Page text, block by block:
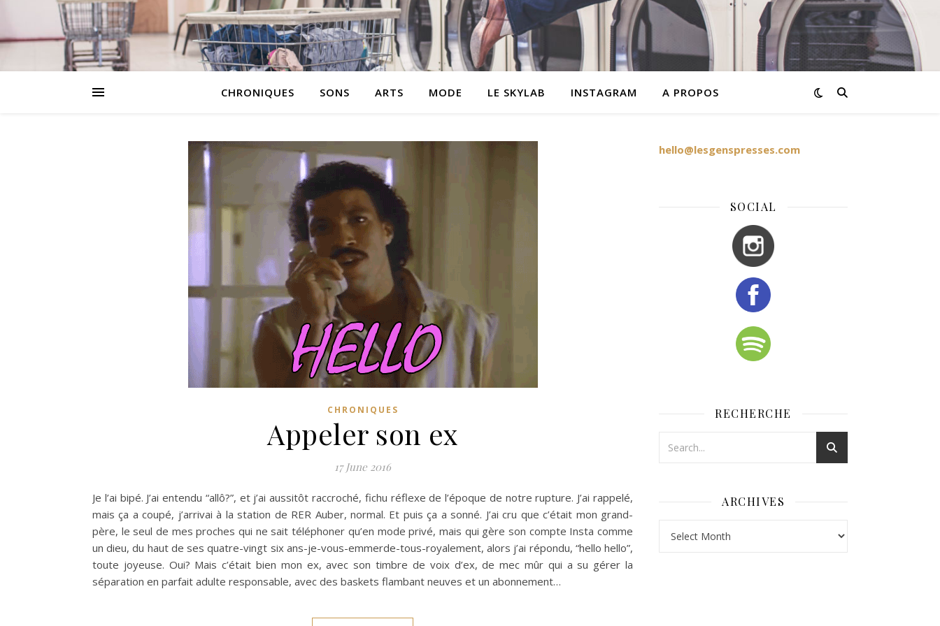
CHRONIQUES SONS ARTS MODE LE SKYLAB INSTAGRAM A PROPOS
CHRONIQUES
Appeler son ex
17 June 2016
Je l’ai bipé. J’ai entendu “allô?”, et j’ai aussitôt raccroché, fichu réflexe de l’époque de notre rupture. J’ai rappelé,
mais ça a coupé, j’arrivai à la station de RER Auber, normal. Et puis ça a sonné. J’ai cru que c’était mon grand-
père, le seul de mes proches qui ne sait téléphoner qu’en mode privé, mais qui gère son compte Insta comme
un dieu, du haut de ses quatre-vingt six ans-je-vous-emmerde-tous-royalement, alors j’ai répondu, “hello hello”,
toute joyeuse. Oui? Mais c’était bien mon ex, avec son timbre de voix d’ex, de mec mûr qui a su gérer la
séparation en parfait adulte responsable, avec des baskets flambant neuves et un abonnement…
hello@lesgenspresses.com
SOCIAL
RECHERCHE
ARCHIVES